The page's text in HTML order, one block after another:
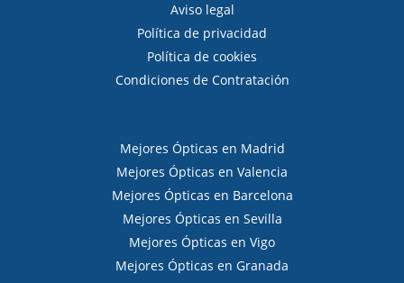
Aviso legal
Política de privacidad
Política de cookies
Condiciones de Contratación
Mejores Ópticas en Madrid
Mejores Ópticas en Valencia
Mejores Ópticas en Barcelona
Mejores Ópticas en Sevilla
Mejores Ópticas en Vigo
Mejores Ópticas en Granada